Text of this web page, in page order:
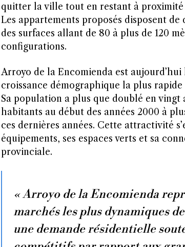
quitter la ville tout en restant à
Les appartements proposés disposent
des surfaces allant de 80 à plus de 120
configurations.
Arroyo de la Encomienda est aujourd’hui
croissance démographique la plus
Sa population a plus que doublé en vingt
habitants au début des années 2000 à
ces dernières années. Cette attractivité
équipements, ses espaces verts et sa
provinciale.
« Arroyo de la Encomienda
marchés les plus dynamiques
une demande résidentielle